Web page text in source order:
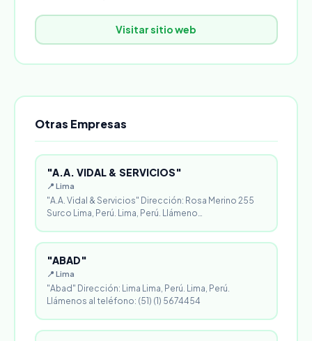
Visitar sitio web
Otras Empresas
"A.A. VIDAL & SERVICIOS"
📍 Lima
"A.A. Vidal & Servicios" Dirección: Rosa Merino 255
Surco Lima, Perú. Lima, Perú. Llámeno…
"ABAD"
📍 Lima
"Abad" Dirección: Lima Lima, Perú. Lima, Perú.
Llámenos al teléfono: (51) (1) 5674454